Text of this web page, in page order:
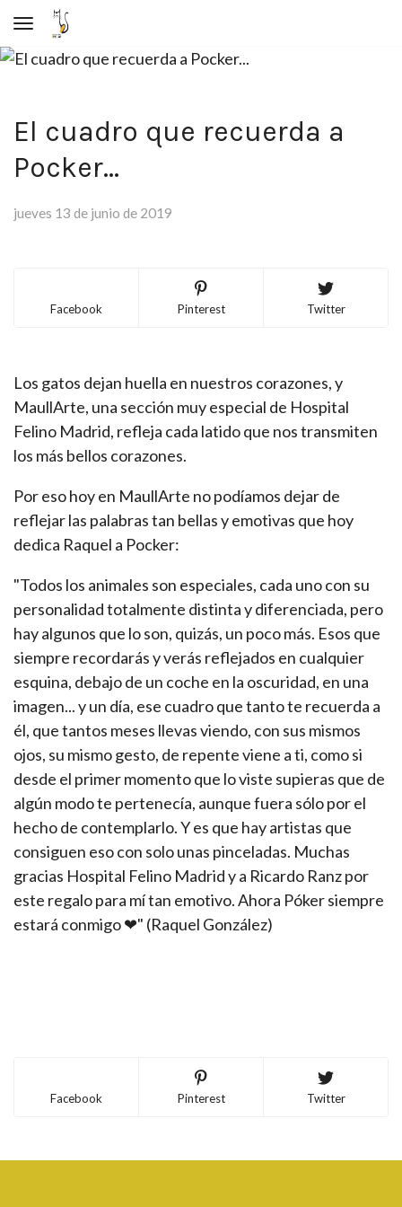
Toggle navigation
El cuadro que recuerda a
Pocker...
jueves 13 de junio de 2019
Facebook Pinterest Twitter
Los gatos dejan huella en nuestros corazones, y
MaullArte, una sección muy especial de Hospital
Felino Madrid, refleja cada latido que nos transmiten
los más bellos corazones.
Por eso hoy en MaullArte no podíamos dejar de
reflejar las palabras tan bellas y emotivas que hoy
dedica Raquel a Pocker:
"Todos los animales son especiales, cada uno con su
personalidad totalmente distinta y diferenciada, pero
hay algunos que lo son, quizás, un poco más. Esos que
siempre recordarás y verás reflejados en cualquier
esquina, debajo de un coche en la oscuridad, en una
imagen... y un día, ese cuadro que tanto te recuerda a
él, que tantos meses llevas viendo, con sus mismos
ojos, su mismo gesto, de repente viene a ti, como si
desde el primer momento que lo viste supieras que de
algún modo te pertenecía, aunque fuera sólo por el
hecho de contemplarlo. Y es que hay artistas que
consiguen eso con solo unas pinceladas. Muchas
gracias Hospital Felino Madrid y a Ricardo Ranz por
este regalo para mí tan emotivo. Ahora Póker siempre
estará conmigo ❤" (Raquel González)
Facebook Pinterest Twitter